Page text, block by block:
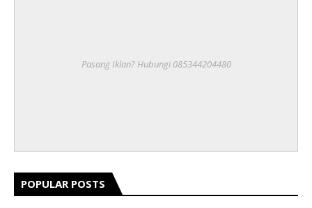
Pasang Iklan? Hubungi 085344204480
POPULAR POSTS